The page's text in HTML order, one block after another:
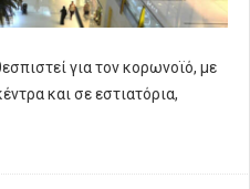
για τον κορωνοϊό, με
και σε εστιατόρια,